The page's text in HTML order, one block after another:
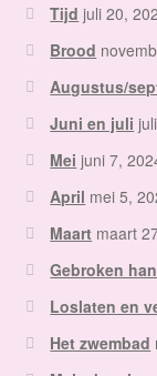
Tijd juli 20,
Brood
Augustus/
Juni en juli
Mei juni 7,
April mei 5,
Maart maart
Gebroken
Loslaten en
Het zwembad